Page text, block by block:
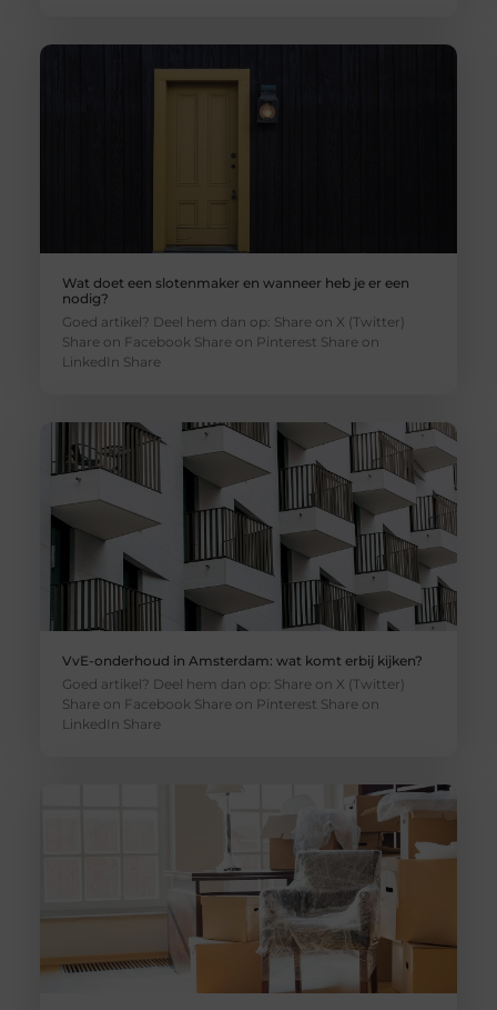
Wat doet een slotenmaker en wanneer heb je er een
nodig?
Goed artikel? Deel hem dan op: Share on X (Twitter)
Share on Facebook Share on Pinterest Share on
LinkedIn Share
VvE-onderhoud in Amsterdam: wat komt erbij kijken?
Goed artikel? Deel hem dan op: Share on X (Twitter)
Share on Facebook Share on Pinterest Share on
LinkedIn Share